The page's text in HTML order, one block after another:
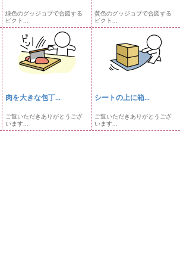
緑色のグッジョブで合図する
ピクト...
黄色のグッジョブで合図する
ピクト...
肉を大きな包丁...
ご覧いただきありがとうござ
います...
シートの上に箱...
ご覧いただきありがとうござ
います...